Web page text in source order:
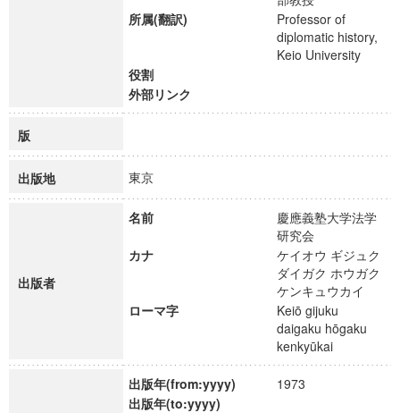
所属(翻訳)
Professor of
diplomatic history,
Keio University
役割
外部リンク
版
出版地 東京
出版者
名前
慶應義塾大学法学
研究会
カナ
ケイオウ ギジュク
ダイガク ホウガク
ケンキュウカイ
ローマ字
Keiō gijuku
daigaku hōgaku
kenkyūkai
出版年(from:yyyy)
1973
出版年(to:yyyy)